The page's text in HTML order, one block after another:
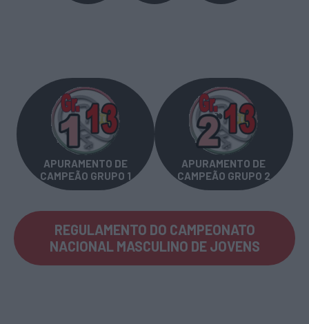
APURAMENTO DE
CAMPEÃO GRUPO 1
APURAMENTO DE
CAMPEÃO GRUPO 2
REGULAMENTO DO CAMPEONATO
NACIONAL MASCULINO DE JOVENS